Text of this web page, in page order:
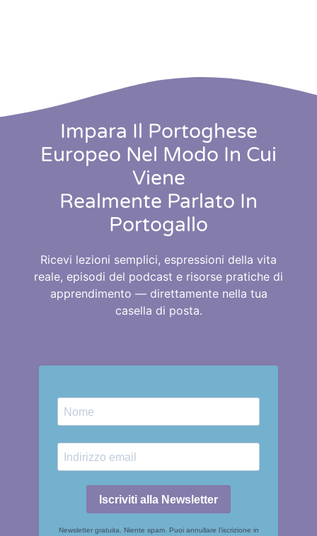
Impara Il Portoghese
Europeo Nel Modo In Cui
Viene
Realmente Parlato In
Portogallo
Ricevi lezioni semplici, espressioni della vita
reale, episodi del podcast e risorse pratiche di
apprendimento — direttamente nella tua
casella di posta.
Iscriviti alla Newsletter
Newsletter gratuita. Niente spam. Puoi annullare l’iscrizione in